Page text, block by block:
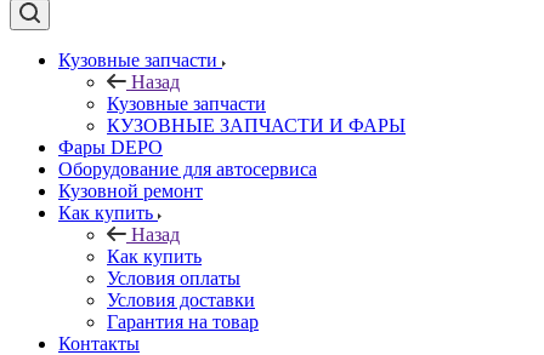
Кузовные запчасти
Назад
Кузовные запчасти
КУЗОВНЫЕ ЗАПЧАСТИ И ФАРЫ
Фары DEPO
Оборудование для автосервиса
Кузовной ремонт
Как купить
Назад
Как купить
Условия оплаты
Условия доставки
Гарантия на товар
Контакты